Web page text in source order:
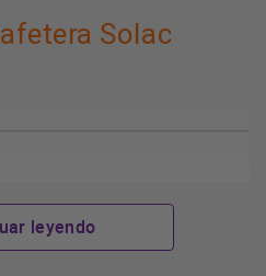
Solac
en contacto con el café para
en cada taza.
leyendo